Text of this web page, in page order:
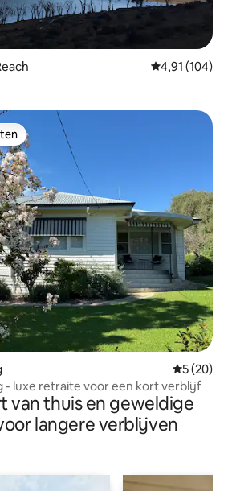
Gemiddelde
4,91 (104)
5 (20)
- luxe retraite voor een kort verblijf
van thuis en geweldige
langere verblijven